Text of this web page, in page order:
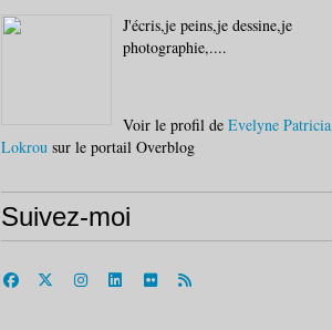
J'écris,je peins,je dessine,je
photographie,....
Voir le profil de Evelyne Patricia
Lokrou sur le portail Overblog
Suivez-moi